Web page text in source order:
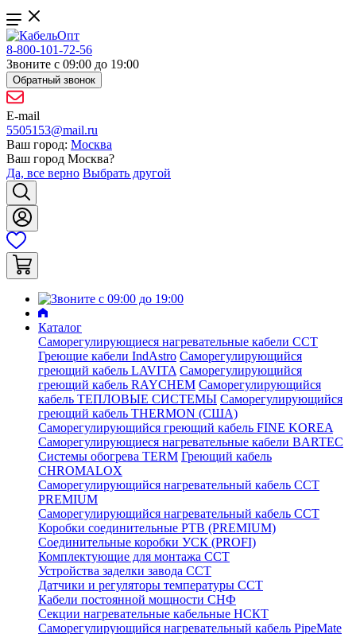
8-800-101-72-56
Звоните с 09:00 до 19:00
Обратный звонок
E-mail
5505153@mail.ru
Ваш город: Москва
Ваш город Москва?
Да, все верно Выбрать другой
Каталог
Саморегулирующиеся нагревательные кабели ССТ
Греющие кабели IndAstro Саморегулирующийся
греющий кабель LAVITA Саморегулирующийся
греющий кабель RAYCHEM Саморегулирующийся
кабель ТЕПЛОВЫЕ СИСТЕМЫ Саморегулирующийся
греющий кабель THERMON (США)
Саморегулирующийся греющий кабель FINE KOREA
Саморегулирующиеся нагревательные кабели BARTEC
Системы обогрева TERM Греющий кабель
CHROMALOX
Саморегулирующийся нагревательный кабель ССТ
PREMIUM
Саморегулирующийся нагревательный кабель ССТ
Коробки соединительные РТВ (PREMIUM)
Соединительные коробки УСК (PROFI)
Комплектующие для монтажа ССТ
Устройства заделки завода ССТ
Датчики и регуляторы температуры ССТ
Кабели постоянной мощности СНФ
Секции нагревательные кабельные НСКТ
Саморегулирующийся нагревательный кабель PipeMate